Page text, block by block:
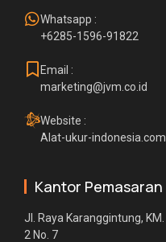
Whatsapp :
+6285-1596-91822
Email :
marketing@jvm.co.id
Website :
Alat-ukur-indonesia.com
Kantor Pemasaran
Jl. Raya Karanggintung, KM.
2 No. 7